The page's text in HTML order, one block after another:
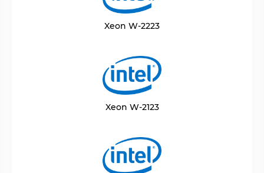
Xeon W-2223
Xeon W-2123